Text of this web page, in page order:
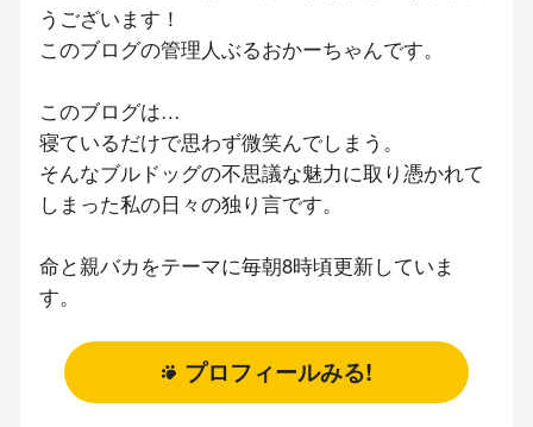
うございます！
このブログの管理人ぶるおかーちゃんです。
このブログは…
寝ているだけで思わず微笑んでしまう。
そんなブルドッグの不思議な魅力に取り憑かれて
しまった私の日々の独り言です。
命と親バカをテーマに毎朝8時頃更新していま
す。
プロフィールみる!